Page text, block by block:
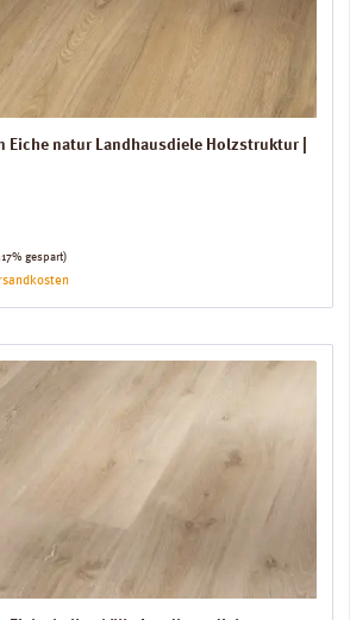
Eiche natur Landhausdiele Holzstruktur |
gespart)